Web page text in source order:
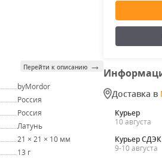
Перейти к описанию →
byMordor
Россия
Россия
Латунь
21 × 21 × 10 мм
13 г
Доставка в
Курьер
10 августа
Курьер СДЭК
9-10 августа